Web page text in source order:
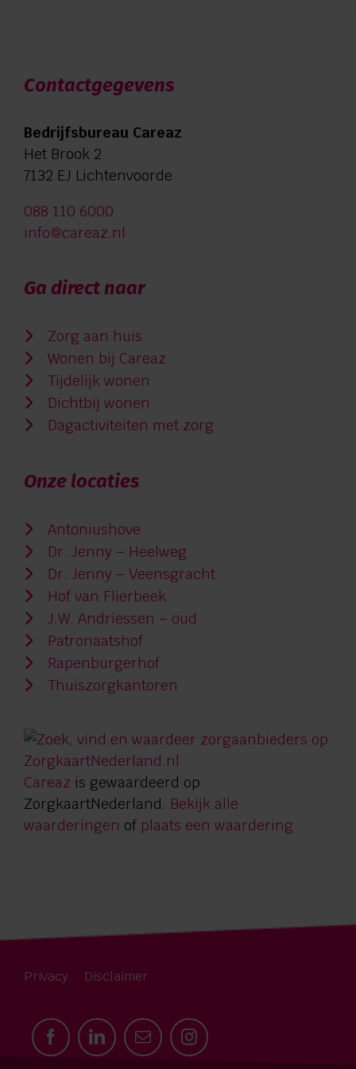
Contactgegevens
Bedrijfsbureau Careaz
Het Brook 2
7132 EJ Lichtenvoorde
088 110 6000
info@careaz.nl
Ga direct naar
Zorg aan huis
Wonen bij Careaz
Tijdelijk wonen
Dichtbij wonen
Dagactiviteiten met zorg
Onze locaties
Antoniushove
Dr. Jenny – Heelweg
Dr. Jenny – Veensgracht
Hof van Flierbeek
J.W. Andriessen – oud
Patronaatshof
Rapenburgerhof
Thuiszorgkantoren
Careaz is gewaardeerd op
ZorgkaartNederland. Bekijk alle
waarderingen of plaats een waardering
Privacy Disclaimer